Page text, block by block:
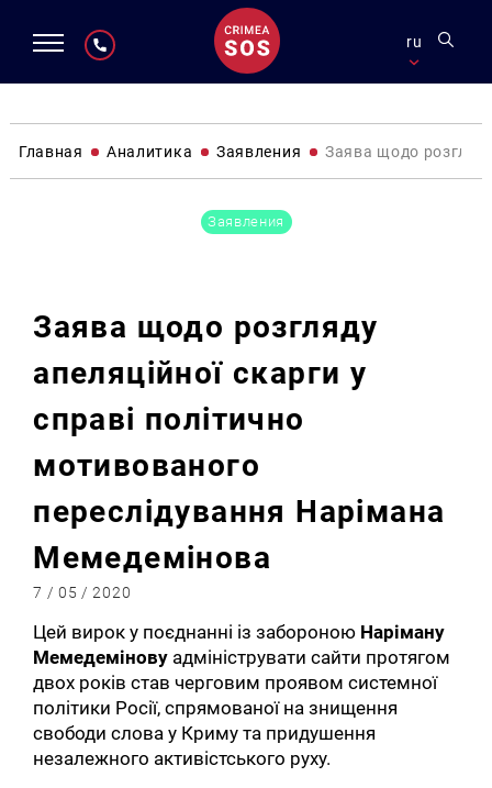
ru
Главная Аналитика Заявления Заява щодо
Заявления
Заява щодо розгляду
апеляційної скарги у
справі політично
мотивованого
переслідування Нарімана
Мемедемінова
7 / 05 / 2020
Цей вирок у поєднанні із забороною Наріману
Мемедемінову адмініструвати сайти протягом
двох років став черговим проявом системної
політики Росії, спрямованої на знищення
свободи слова у Криму та придушення
незалежного активістського руху.